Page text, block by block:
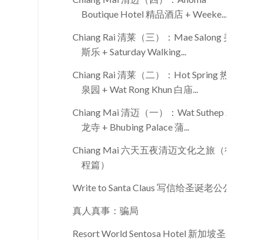
Boutique Hotel 精品酒店 + Weeke...
Chiang Rai 清莱（三）：Mae Salong 美
斯乐 + Saturday Walking...
Chiang Rai 清莱（二）：Hot Spring 热
泉园 + Wat Rong Khun 白庙...
Chiang Mai 清迈（一）：Wat Suthep 双
龙寺 + Bhubing Palace 蒲...
Chiang Mai 六天五夜清迈文化之旅（行
程篇）
Write to Santa Claus 写信给圣诞老公公
真人真事：骗局
Resort World Sentosa Hotel 新加坡圣陶